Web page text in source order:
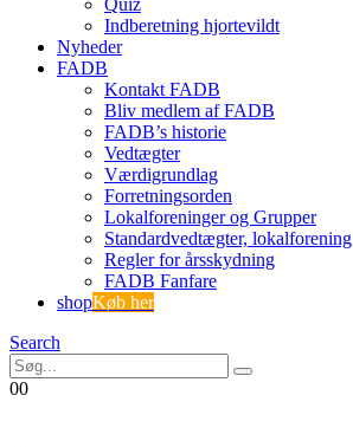
Quiz
Indberetning hjortevildt
Nyheder
FADB
Kontakt FADB
Bliv medlem af FADB
FADB’s historie
Vedtægter
Værdigrundlag
Forretningsorden
Lokalforeninger og Grupper
Standardvedtægter, lokalforening
Regler for årsskydning
FADB Fanfare
shopKøb her
Search
00